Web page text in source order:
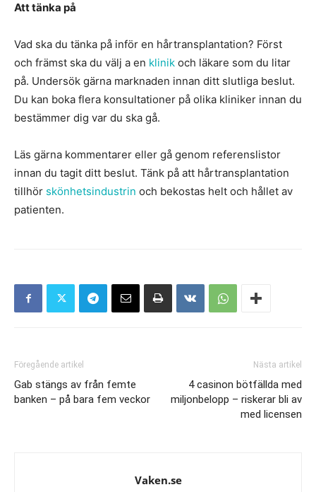
Att tänka på
Vad ska du tänka på inför en hårtransplantation? Först
och främst ska du välj a en klinik och läkare som du litar
på. Undersök gärna marknaden innan ditt slutliga beslut.
Du kan boka flera konsultationer på olika kliniker innan du
bestämmer dig var du ska gå.
Läs gärna kommentarer eller gå genom referenslistor
innan du tagit ditt beslut. Tänk på att hårtransplantation
tillhör skönhetsindustrin och bekostas helt och hållet av
patienten.
Föregående artikel
Gab stängs av från femte
banken – på bara fem veckor
Nästa artikel
4 casinon bötfällda med
miljonbelopp – riskerar bli av
med licensen
Vaken.se